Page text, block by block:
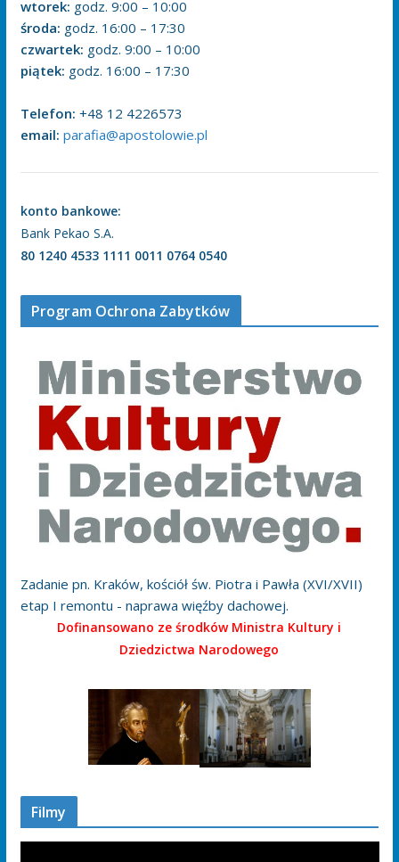
wtorek: godz. 9:00 – 10:00
środa: godz. 16:00 – 17:30
czwartek: godz. 9:00 – 10:00
piątek: godz. 16:00 – 17:30
Telefon: +48 12 4226573
email: parafia@apostolowie.pl
konto bankowe:
Bank Pekao S.A.
80 1240 4533 1111 0011 0764 0540
Program Ochrona Zabytków
Zadanie pn. Kraków, kościół św. Piotra i Pawła (XVI/XVII)
etap I remontu - naprawa więźby dachowej.
Dofinansowano ze środków Ministra Kultury i
Dziedzictwa Narodowego
Filmy